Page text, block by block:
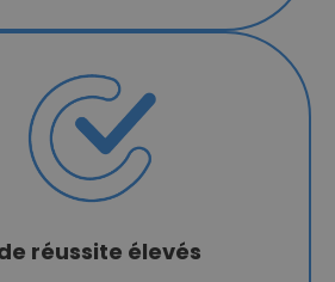
réussite élevés